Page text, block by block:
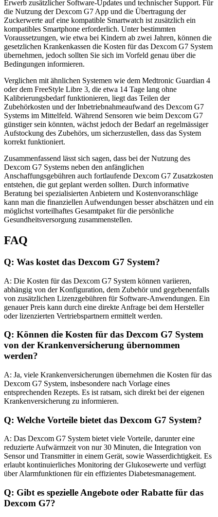
Erwerb zusätzlicher Software-Updates und technischer Support. Für
die Nutzung der Dexcom G7 App und die Übertragung der
Zuckerwerte auf eine kompatible Smartwatch ist zusätzlich ein
kompatibles Smartphone erforderlich. Unter bestimmten
Voraussetzungen, wie etwa bei Kindern ab zwei Jahren, können die
gesetzlichen Krankenkassen die Kosten für das Dexcom G7 System
übernehmen, jedoch sollten Sie sich im Vorfeld genau über die
Bedingungen informieren.
Verglichen mit ähnlichen Systemen wie dem Medtronic Guardian 4
oder dem FreeStyle Libre 3, die etwa 14 Tage lang ohne
Kalibrierungsbedarf funktionieren, liegt das Teilen der
Zubehörkosten und der Inbetriebnahmeaufwand des Dexcom G7
Systems im Mittelfeld. Während Sensoren wie beim Dexcom G7
günstiger sein könnten, wächst jedoch der Bedarf an regelmässiger
Aufstockung des Zubehörs, um sicherzustellen, dass das System
korrekt funktioniert.
Zusammenfassend lässt sich sagen, dass bei der Nutzung des
Dexcom G7 Systems neben den anfänglichen
Anschaffungsgebühren auch fortlaufende Dexcom G7 Zusatzkosten
entstehen, die gut geplant werden sollten. Durch informative
Beratung bei spezialisierten Anbietern und Kostenvoranschläge
kann man die finanziellen Aufwendungen besser abschätzen und ein
möglichst vorteilhaftes Gesamtpaket für die persönliche
Gesundheitsversorgung zusammenstellen.
FAQ
Q: Was kostet das Dexcom G7 System?
A: Die Kosten für das Dexcom G7 System können variieren,
abhängig von der Konfiguration, dem Zubehör und gegebenenfalls
von zusätzlichen Lizenzgebühren für Software-Anwendungen. Ein
genauer Preis kann durch eine direkte Anfrage bei dem Hersteller
oder lizenzierten Vertriebspartnern ermittelt werden.
Q: Können die Kosten für das Dexcom G7 System
von der Krankenversicherung übernommen
werden?
A: Ja, viele Krankenversicherungen übernehmen die Kosten für das
Dexcom G7 System, insbesondere nach Vorlage eines
entsprechenden Rezepts. Es ist ratsam, sich direkt bei der eigenen
Krankenversicherung zu informieren.
Q: Welche Vorteile bietet das Dexcom G7 System?
A: Das Dexcom G7 System bietet viele Vorteile, darunter eine
reduzierte Aufwärmzeit von nur 30 Minuten, die Integration von
Sensor und Transmitter in einem Gerät, sowie Wasserdichtigkeit. Es
erlaubt kontinuierliches Monitoring der Glukosewerte und verfügt
über Alarmfunktionen für ein effizientes Diabetesmanagement.
Q: Gibt es spezielle Angebote oder Rabatte für das
Dexcom G7?